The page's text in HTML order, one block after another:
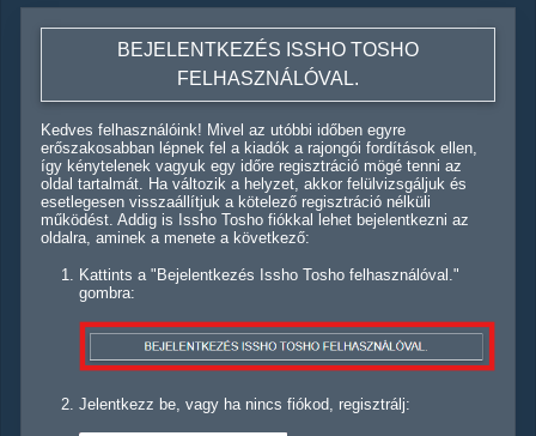
BEJELENTKEZÉS ISSHO TOSHO
FELHASZNÁLÓVAL.
Kedves felhasználóink! Mivel az utóbbi időben egyre
erőszakosabban lépnek fel a kiadók a rajongói fordítások ellen,
így kénytelenek vagyuk egy időre regisztráció mögé tenni az
oldal tartalmát. Ha változik a helyzet, akkor felülvizsgáljuk és
esetlegesen visszaállítjuk a kötelező regisztráció nélküli
működést. Addig is Issho Tosho fiókkal lehet bejelentkezni az
oldalra, aminek a menete a következő:
Kattints a "Bejelentkezés Issho Tosho felhasználóval."
gombra:
Jelentkezz be, vagy ha nincs fiókod, regisztrálj: